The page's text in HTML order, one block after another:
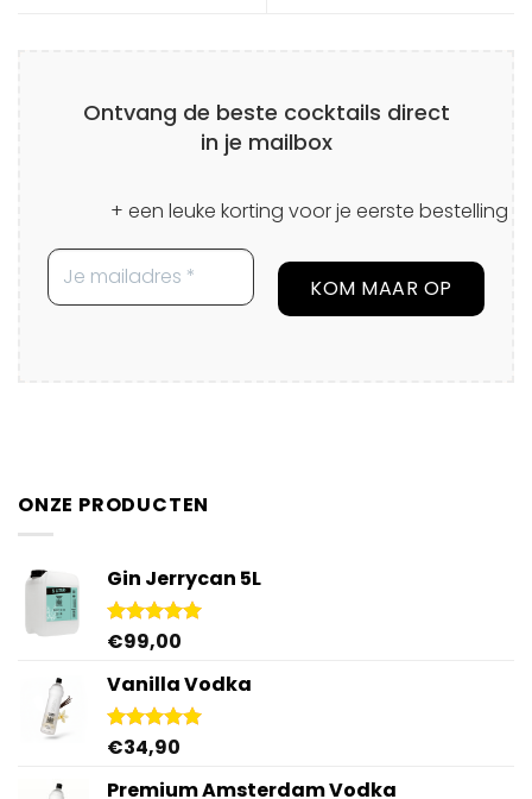
Ontvang de beste cocktails direct
in je mailbox
+ een leuke korting voor je eerste bestelling
ONZE PRODUCTEN
Gin Jerrycan 5L
Gewaardeerd
uit 5
€99,00
Vanilla Vodka
Gewaardeerd
uit 5
€34,90
Premium Amsterdam Vodka